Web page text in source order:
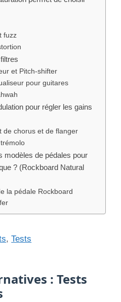
fuzz
et Pitch-shifter
pour guitares
pour régler les gains
de chorus et de flanger
modèles de pédales pour
? (Rockboard Natural
la pédale Rockboard
,Tests
: Tests